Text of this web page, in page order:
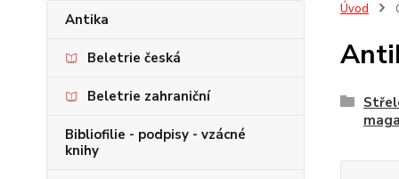
Antika
Beletrie česká
Beletrie zahraniční
Bibliofilie - podpisy - vzácné
knihy
Úvod